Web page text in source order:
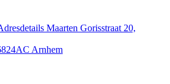
Maarten Gorisstraat 20,
Arnhem